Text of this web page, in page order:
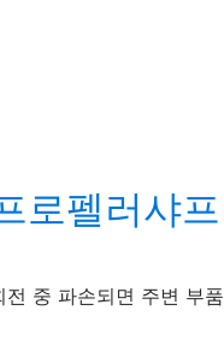
로펠러샤프
중 파손되면 주변 부품